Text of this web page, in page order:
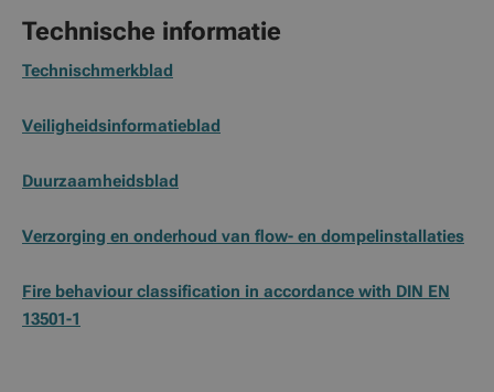
Technische informatie
Technischmerkblad
Veiligheidsinformatieblad
Duurzaamheidsblad
Verzorging en onderhoud van flow- en dompelinstallaties
Fire behaviour classification in accordance with DIN EN
13501-1